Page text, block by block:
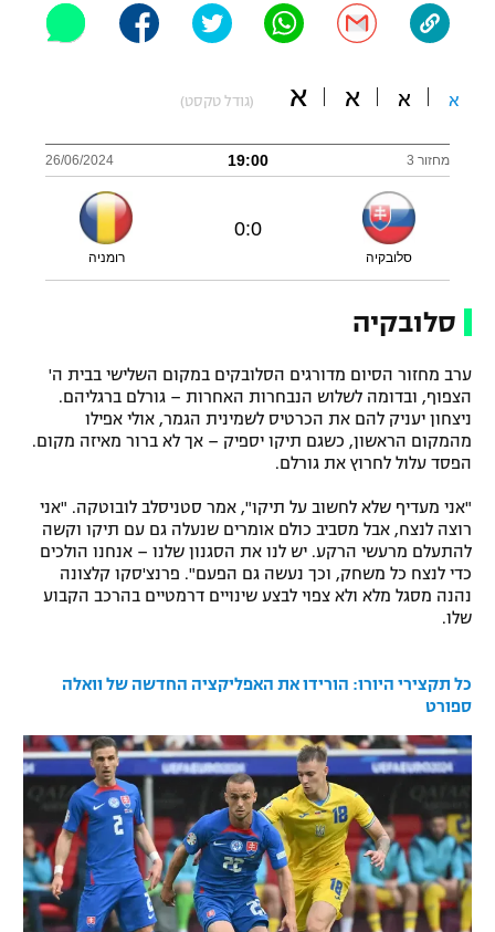
"מחצית בשכונה" – פודקאסט
משתתפים וזוכים בפרסים
תקנון משתתפים וזוכים בפרסים
תקנון עבור פעילות אלקטרה
תקנון עבור פעילות ספורט 1 – "מרלן"
טניס
גיימינג E-Sports
תנאי שימוש
מדיניות פרטיות
תקנון פעילות ספורט 1
רשיון להקרנה פומבית לבית עסק
הצטרפות לחבילת הערוצים
לוח דרושים – ג'ובנט
תגיות
המגזין
אופניים
ספורט מוטורי
כדורמים
פוטבול אמריקאי NFL
בייסבול MLB
ספורט אתגרי ואקסטרים
גיימינג E-Sports
א א א א (גודל טקסט)
מחזור 3 19:00
26/06/2024
סלובקיה
0
:
0
רומניה
סלובקיה
ערב מחזור הסיום מדורגים הסלובקים במקום השלישי בבית ה'
הצפוף, ובדומה לשלוש הנבחרות האחרות – גורלם ברגליהם.
ניצחון יעניק להם את הכרטיס לשמינית הגמר, אולי אפילו
מהמקום הראשון, כשגם תיקו יספיק – אך לא ברור מאיזה מקום.
הפסד עלול לחרוץ את גורלם.
"אני מעדיף שלא לחשוב על תיקו", אמר סטניסלב לובוטקה. "אני
רוצה לנצח, אבל מסביב כולם אומרים שנעלה גם עם תיקו וקשה
להתעלם מרעשי הרקע. יש לנו את הסגנון שלנו – אנחנו הולכים
כדי לנצח כל משחק, וכך נעשה גם הפעם". פרנצ'סקו קלצונה
נהנה מסגל מלא ולא צפוי לבצע שינויים דרמטיים בהרכב הקבוע
שלו.
כל תקצירי היורו: הורידו את האפליקציה החדשה של וואלה
ספורט